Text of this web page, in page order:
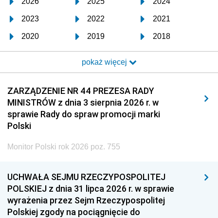
2023 2022 2021
2020 2019 2018
2017 2016 2015
2014 2013 2012
2011 2010 2009
2008 2007 2006
2005
1996 1995 1994
1993 1992 1991
1990 1989
pokaż więcej
ZARZĄDZENIE NR 44 PREZESA RADY
MINISTRÓW z dnia 3 sierpnia 2026 r. w
sprawie Rady do spraw promocji marki
Polski
Monitor Polski rok 2026 poz. 755
UCHWAŁA SEJMU RZECZYPOSPOLITEJ
POLSKIEJ z dnia 31 lipca 2026 r. w sprawie
wyrażenia przez Sejm Rzeczypospolitej
Polskiej zgody na pociągnięcie do